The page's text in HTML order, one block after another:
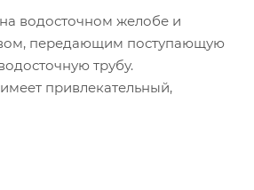
на водосточном желобе и
передающим поступающую
трубу.
привлекательный,